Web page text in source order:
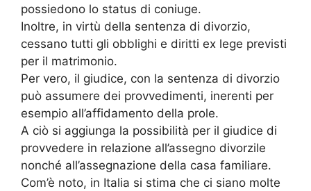
possiedono lo status di coniuge.
Inoltre, in virtù della sentenza di divorzio,
cessano tutti gli obblighi e diritti ex lege previsti
per il matrimonio.
Per vero, il giudice, con la sentenza di divorzio
può assumere dei provvedimenti, inerenti per
esempio all’affidamento della prole.
A ciò si aggiunga la possibilità per il giudice di
provvedere in relazione all’assegno divorzile
nonché all’assegnazione della casa familiare.
Com’è noto, in Italia si stima che ci siano molte